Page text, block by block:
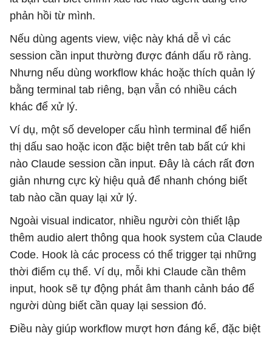
phản hồi từ mình.
Nếu dùng agents view, việc này khá dễ vì các
session cần input thường được đánh dấu rõ ràng.
Nhưng nếu dùng workflow khác hoặc thích quản lý
bằng terminal tab riêng, bạn vẫn có nhiều cách
khác để xử lý.
Ví dụ, một số developer cấu hình terminal để hiển
thị dấu sao hoặc icon đặc biệt trên tab bất cứ khi
nào Claude session cần input. Đây là cách rất đơn
giản nhưng cực kỳ hiệu quả để nhanh chóng biết
tab nào cần quay lại xử lý.
Ngoài visual indicator, nhiều người còn thiết lập
thêm audio alert thông qua hook system của Claude
Code. Hook là các process có thể trigger tại những
thời điểm cụ thể. Ví dụ, mỗi khi Claude cần thêm
input, hook sẽ tự động phát âm thanh cảnh báo để
người dùng biết cần quay lại session đó.
Điều này giúp workflow mượt hơn đáng kể, đặc biệt